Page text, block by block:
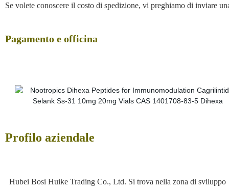
Se volete conoscere il costo di spedizione, vi preghiamo di inviare
Pagamento e officina
Profilo aziendale
Hubei Bosi Huike Trading Co., Ltd. Si trova nella zona di sviluppo